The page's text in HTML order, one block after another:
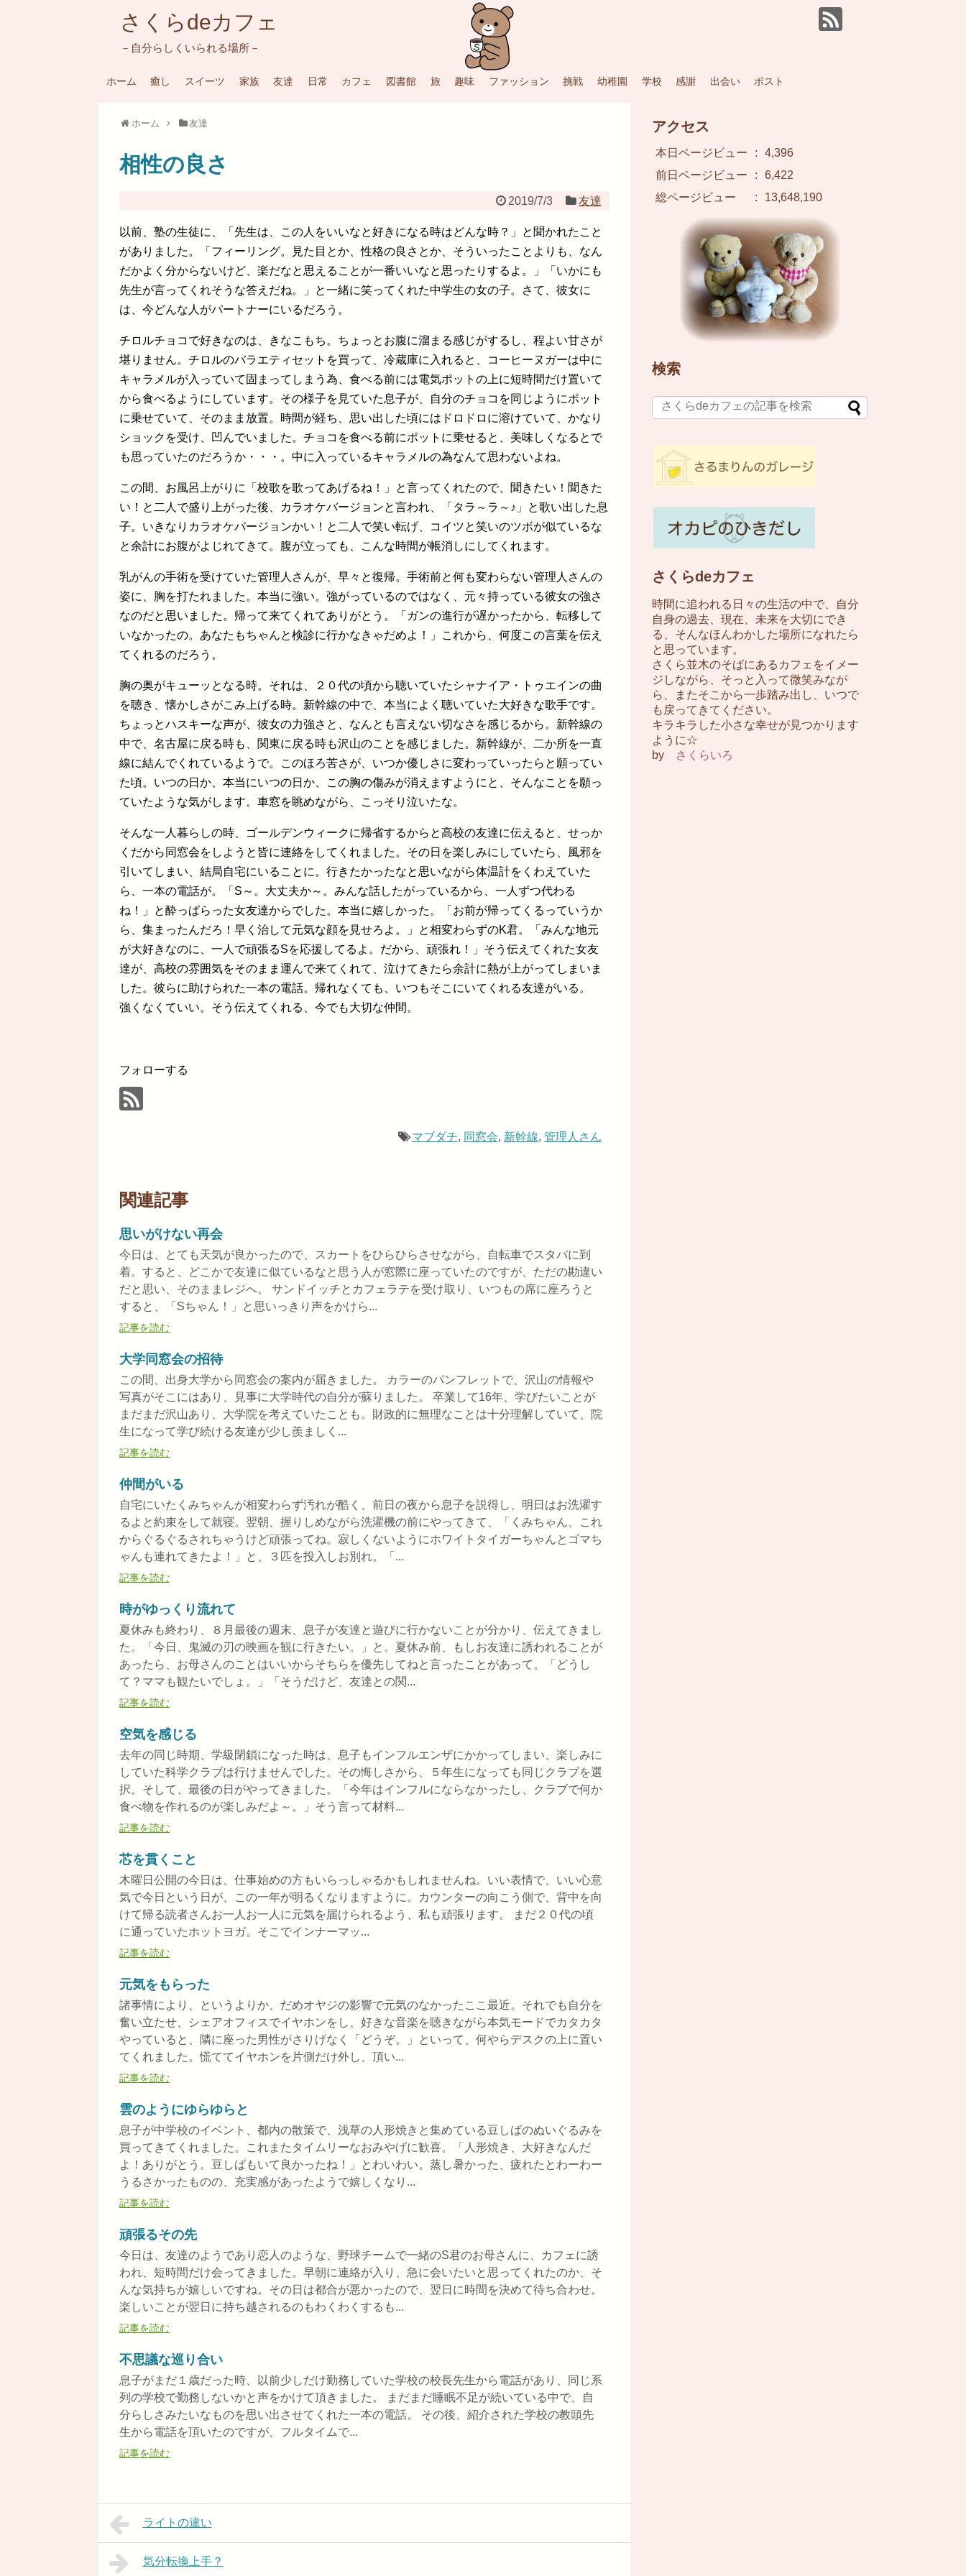
さくらdeカフェ
－自分らしくいられる場所－
ホーム 癒し スイーツ 家族 友達 日常 カフェ 図書館 旅 趣味 ファッション 挑戦 幼稚園 学校 感謝 出会い ポスト
ホーム 友達
相性の良さ
2019/7/3 友達
以前、塾の生徒に、「先生は、この人をいいなと好きになる時はどんな時？」と聞かれたこと
がありました。「フィーリング。見た目とか、性格の良さとか、そういったことよりも、なん
だかよく分からないけど、楽だなと思えることが一番いいなと思ったりするよ。」「いかにも
先生が言ってくれそうな答えだね。」と一緒に笑ってくれた中学生の女の子。さて、彼女に
は、今どんな人がパートナーにいるだろう。
チロルチョコで好きなのは、きなこもち。ちょっとお腹に溜まる感じがするし、程よい甘さが
堪りません。チロルのバラエティセットを買って、冷蔵庫に入れると、コーヒーヌガーは中に
キャラメルが入っていて固まってしまう為、食べる前には電気ポットの上に短時間だけ置いて
から食べるようにしています。その様子を見ていた息子が、自分のチョコを同じようにポット
に乗せていて、そのまま放置。時間が経ち、思い出した頃にはドロドロに溶けていて、かなり
ショックを受け、凹んでいました。チョコを食べる前にポットに乗せると、美味しくなるとで
も思っていたのだろうか・・・。中に入っているキャラメルの為なんて思わないよね。
この間、お風呂上がりに「校歌を歌ってあげるね！」と言ってくれたので、聞きたい！聞きた
い！と二人で盛り上がった後、カラオケバージョンと言われ、「タラ～ラ～♪」と歌い出した息
子。いきなりカラオケバージョンかい！と二人で笑い転げ、コイツと笑いのツボが似ているな
と余計にお腹がよじれてきて。腹が立っても、こんな時間が帳消しにしてくれます。
乳がんの手術を受けていた管理人さんが、早々と復帰。手術前と何も変わらない管理人さんの
姿に、胸を打たれました。本当に強い。強がっているのではなく、元々持っている彼女の強さ
なのだと思いました。帰って来てくれてありがとう。「ガンの進行が遅かったから、転移して
いなかったの。あなたもちゃんと検診に行かなきゃだめよ！」これから、何度この言葉を伝え
てくれるのだろう。
胸の奥がキューッとなる時。それは、２０代の頃から聴いていたシャナイア・トゥエインの曲
を聴き、懐かしさがこみ上げる時。新幹線の中で、本当によく聴いていた大好きな歌手です。
ちょっとハスキーな声が、彼女の力強さと、なんとも言えない切なさを感じるから。新幹線の
中で、名古屋に戻る時も、関東に戻る時も沢山のことを感じました。新幹線が、二か所を一直
線に結んでくれているようで。このほろ苦さが、いつか優しさに変わっていったらと願ってい
た頃。いつの日か、本当にいつの日か、この胸の傷みが消えますようにと、そんなことを願っ
ていたような気がします。車窓を眺めながら、こっそり泣いたな。
そんな一人暮らしの時、ゴールデンウィークに帰省するからと高校の友達に伝えると、せっか
くだから同窓会をしようと皆に連絡をしてくれました。その日を楽しみにしていたら、風邪を
引いてしまい、結局自宅にいることに。行きたかったなと思いながら体温計をくわえていた
ら、一本の電話が。「S～。大丈夫か～。みんな話したがっているから、一人ずつ代わる
ね！」と酔っぱらった女友達からでした。本当に嬉しかった。「お前が帰ってくるっていうか
ら、集まったんだろ！早く治して元気な顔を見せろよ。」と相変わらずのK君。「みんな地元
が大好きなのに、一人で頑張るSを応援してるよ。だから、頑張れ！」そう伝えてくれた女友
達が、高校の雰囲気をそのまま運んで来てくれて、泣けてきたら余計に熱が上がってしまいま
した。彼らに助けられた一本の電話。帰れなくても、いつもそこにいてくれる友達がいる。
強くなくていい。そう伝えてくれる、今でも大切な仲間。
フォローする
マブダチ, 同窓会, 新幹線, 管理人さん
関連記事
思いがけない再会
今日は、とても天気が良かったので、スカートをひらひらさせながら、自転車でスタバに到
着。すると、どこかで友達に似ているなと思う人が窓際に座っていたのですが、ただの勘違い
だと思い、そのままレジへ。 サンドイッチとカフェラテを受け取り、いつもの席に座ろうと
すると、「Sちゃん！」と思いっきり声をかけら...
記事を読む
大学同窓会の招待
この間、出身大学から同窓会の案内が届きました。 カラーのパンフレットで、沢山の情報や
写真がそこにはあり、見事に大学時代の自分が蘇りました。 卒業して16年、学びたいことが
まだまだ沢山あり、大学院を考えていたことも。財政的に無理なことは十分理解していて、院
生になって学び続ける友達が少し羨ましく...
記事を読む
仲間がいる
自宅にいたくみちゃんが相変わらず汚れが酷く、前日の夜から息子を説得し、明日はお洗濯す
るよと約束をして就寝。翌朝、握りしめながら洗濯機の前にやってきて、「くみちゃん、これ
からぐるぐるされちゃうけど頑張ってね。寂しくないようにホワイトタイガーちゃんとゴマち
ゃんも連れてきたよ！」と、３匹を投入しお別れ。「...
記事を読む
時がゆっくり流れて
夏休みも終わり、８月最後の週末、息子が友達と遊びに行かないことが分かり、伝えてきまし
た。「今日、鬼滅の刃の映画を観に行きたい。」と。夏休み前、もしお友達に誘われることが
あったら、お母さんのことはいいからそちらを優先してねと言ったことがあって。「どうし
て？ママも観たいでしょ。」「そうだけど、友達との関...
記事を読む
空気を感じる
去年の同じ時期、学級閉鎖になった時は、息子もインフルエンザにかかってしまい、楽しみに
していた科学クラブは行けませんでした。その悔しさから、５年生になっても同じクラブを選
択。そして、最後の日がやってきました。「今年はインフルにならなかったし、クラブで何か
食べ物を作れるのが楽しみだよ～。」そう言って材料...
記事を読む
芯を貫くこと
木曜日公開の今日は、仕事始めの方もいらっしゃるかもしれませんね。いい表情で、いい心意
気で今日という日が、この一年が明るくなりますように。カウンターの向こう側で、背中を向
けて帰る読者さんお一人お一人に元気を届けられるよう、私も頑張ります。 まだ２０代の頃
に通っていたホットヨガ。そこでインナーマッ...
記事を読む
元気をもらった
諸事情により、というよりか、だめオヤジの影響で元気のなかったここ最近。それでも自分を
奮い立たせ、シェアオフィスでイヤホンをし、好きな音楽を聴きながら本気モードでカタカタ
やっていると、隣に座った男性がさりげなく「どうぞ。」といって、何やらデスクの上に置い
てくれました。慌ててイヤホンを片側だけ外し、頂い...
記事を読む
雲のようにゆらゆらと
息子が中学校のイベント、都内の散策で、浅草の人形焼きと集めている豆しばのぬいぐるみを
買ってきてくれました。これまたタイムリーなおみやげに歓喜。「人形焼き、大好きなんだ
よ！ありがとう。豆しばもいて良かったね！」とわいわい。蒸し暑かった、疲れたとわーわー
うるさかったものの、充実感があったようで嬉しくなり...
記事を読む
頑張るその先
今日は、友達のようであり恋人のような、野球チームで一緒のS君のお母さんに、カフェに誘
われ、短時間だけ会ってきました。早朝に連絡が入り、急に会いたいと思ってくれたのか、そ
んな気持ちが嬉しいですね。その日は都合が悪かったので、翌日に時間を決めて待ち合わせ。
楽しいことが翌日に持ち越されるのもわくわくするも...
記事を読む
不思議な巡り合い
息子がまだ１歳だった時、以前少しだけ勤務していた学校の校長先生から電話があり、同じ系
列の学校で勤務しないかと声をかけて頂きました。 まだまだ睡眠不足が続いている中で、自
分らしさみたいなものを思い出させてくれた一本の電話。 その後、紹介された学校の教頭先
生から電話を頂いたのですが、フルタイムで...
記事を読む
ライトの違い
気分転換上手？
アクセス
本日ページビュー :
4,396
前日ページビュー
:
6,422
総ページビュー
: 13,648,190
検索
さくらdeカフェ
時間に追われる日々の生活の中で、自分
自身の過去、現在、未来を大切にでき
る、そんなほんわかした場所になれたら
と思っています。
さくら並木のそばにあるカフェをイメー
ジしながら、そっと入って微笑みなが
ら、またそこから一歩踏み出し、いつで
も戻ってきてください。
キラキラした小さな幸せが見つかります
ように☆
by
さくらいろ